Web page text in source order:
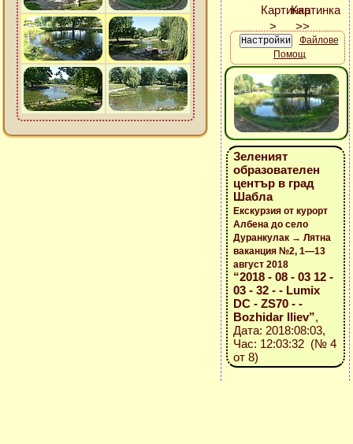
Файлове
Помощ
Зеленият
образователен
център в град
Шабла
Екскурзия от курорт
Албена до село
Дуранкулак → Лятна
ваканция №2, 1—13
август 2018
“2018 - 08 - 03 12 -
03 - 32 - - Lumix
DC - ZS70 - -
Bozhidar Iliev”,
Дата: 2018:08:03,
Час: 12:03:32 (№ 4
от 8)